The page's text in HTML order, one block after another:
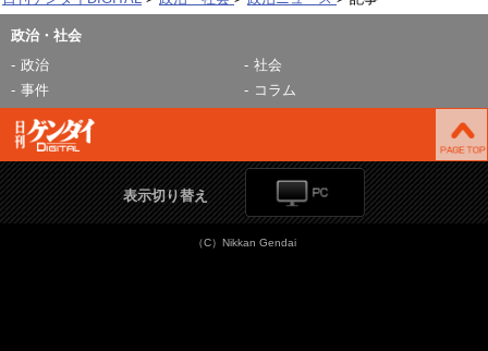
政治・社会
政治
社会
事件
コラム
表示切り替え
（C）Nikkan Gendai